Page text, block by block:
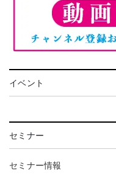
イベント
セミナー
セミナー情報